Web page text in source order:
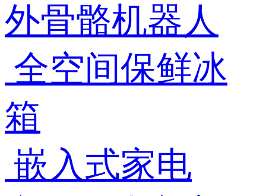
外骨骼机器人
全空间保鲜冰
箱
嵌入式家电